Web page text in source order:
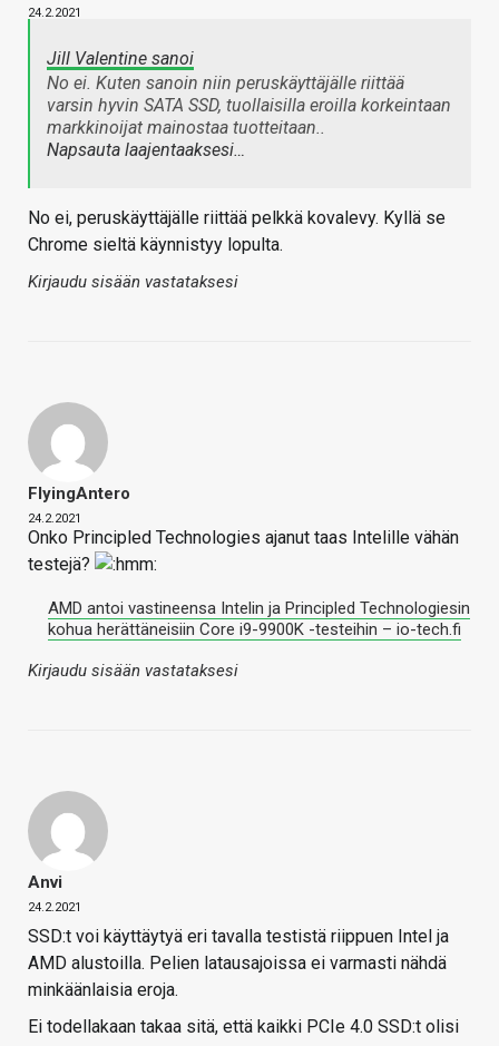
24.2.2021
Jill Valentine sanoi
No ei. Kuten sanoin niin peruskäyttäjälle riittää
varsin hyvin SATA SSD, tuollaisilla eroilla korkeintaan
markkinoijat mainostaa tuotteitaan..
Napsauta laajentaaksesi…
No ei, peruskäyttäjälle riittää pelkkä kovalevy. Kyllä se
Chrome sieltä käynnistyy lopulta.
Kirjaudu sisään vastataksesi
FlyingAntero
24.2.2021
Onko Principled Technologies ajanut taas Intelille vähän
testejä?
AMD antoi vastineensa Intelin ja Principled Technologiesin
kohua herättäneisiin Core i9-9900K -testeihin – io-tech.fi
Kirjaudu sisään vastataksesi
Anvi
24.2.2021
SSD:t voi käyttäytyä eri tavalla testistä riippuen Intel ja
AMD alustoilla. Pelien latausajoissa ei varmasti nähdä
minkäänlaisia eroja.
Ei todellakaan takaa sitä, että kaikki PCIe 4.0 SSD:t olisi